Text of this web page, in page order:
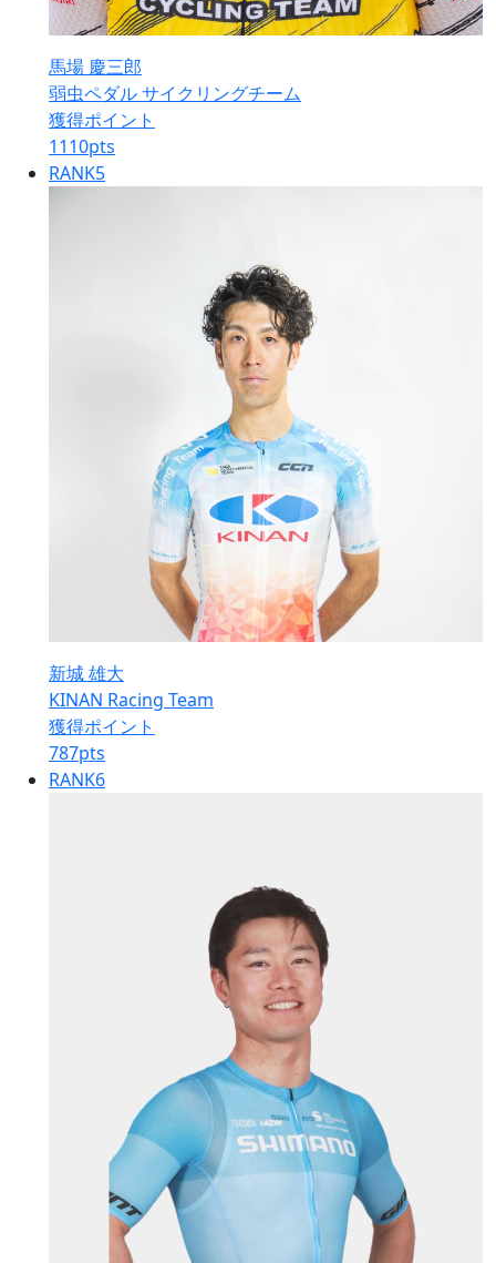
馬場 慶三郎
弱虫ペダル サイクリングチーム
獲得ポイント
1110pts
RANK5
新城 雄大
KINAN Racing Team
獲得ポイント
787pts
RANK6